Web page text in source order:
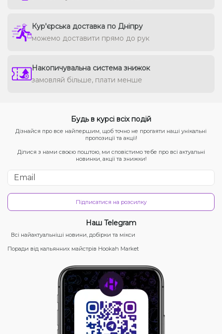
Кур'єрська доставка по Дніпру
можемо доставити прямо до рук
Накопичувальна система знижок
замовляй більше, плати менше
Будь в курсі всіх подій
Дізнайся про все найпершим, щоб точно не прогаяти наші унікальні
пропозиції та акції!
Ділися з нами своєю поштою, ми сповістимо тебе про всі актуальні
новинки, акції та знижки!
Підписатися на розсилку
Наш Telegram
Всі найактуальніші новини, добірки та мікси
Поради від кальянних майстрів Hookah Market